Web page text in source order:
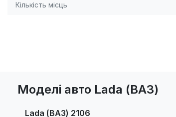
Кількість місць
Моделі авто Lada (ВАЗ)
Lada (ВАЗ) 2106